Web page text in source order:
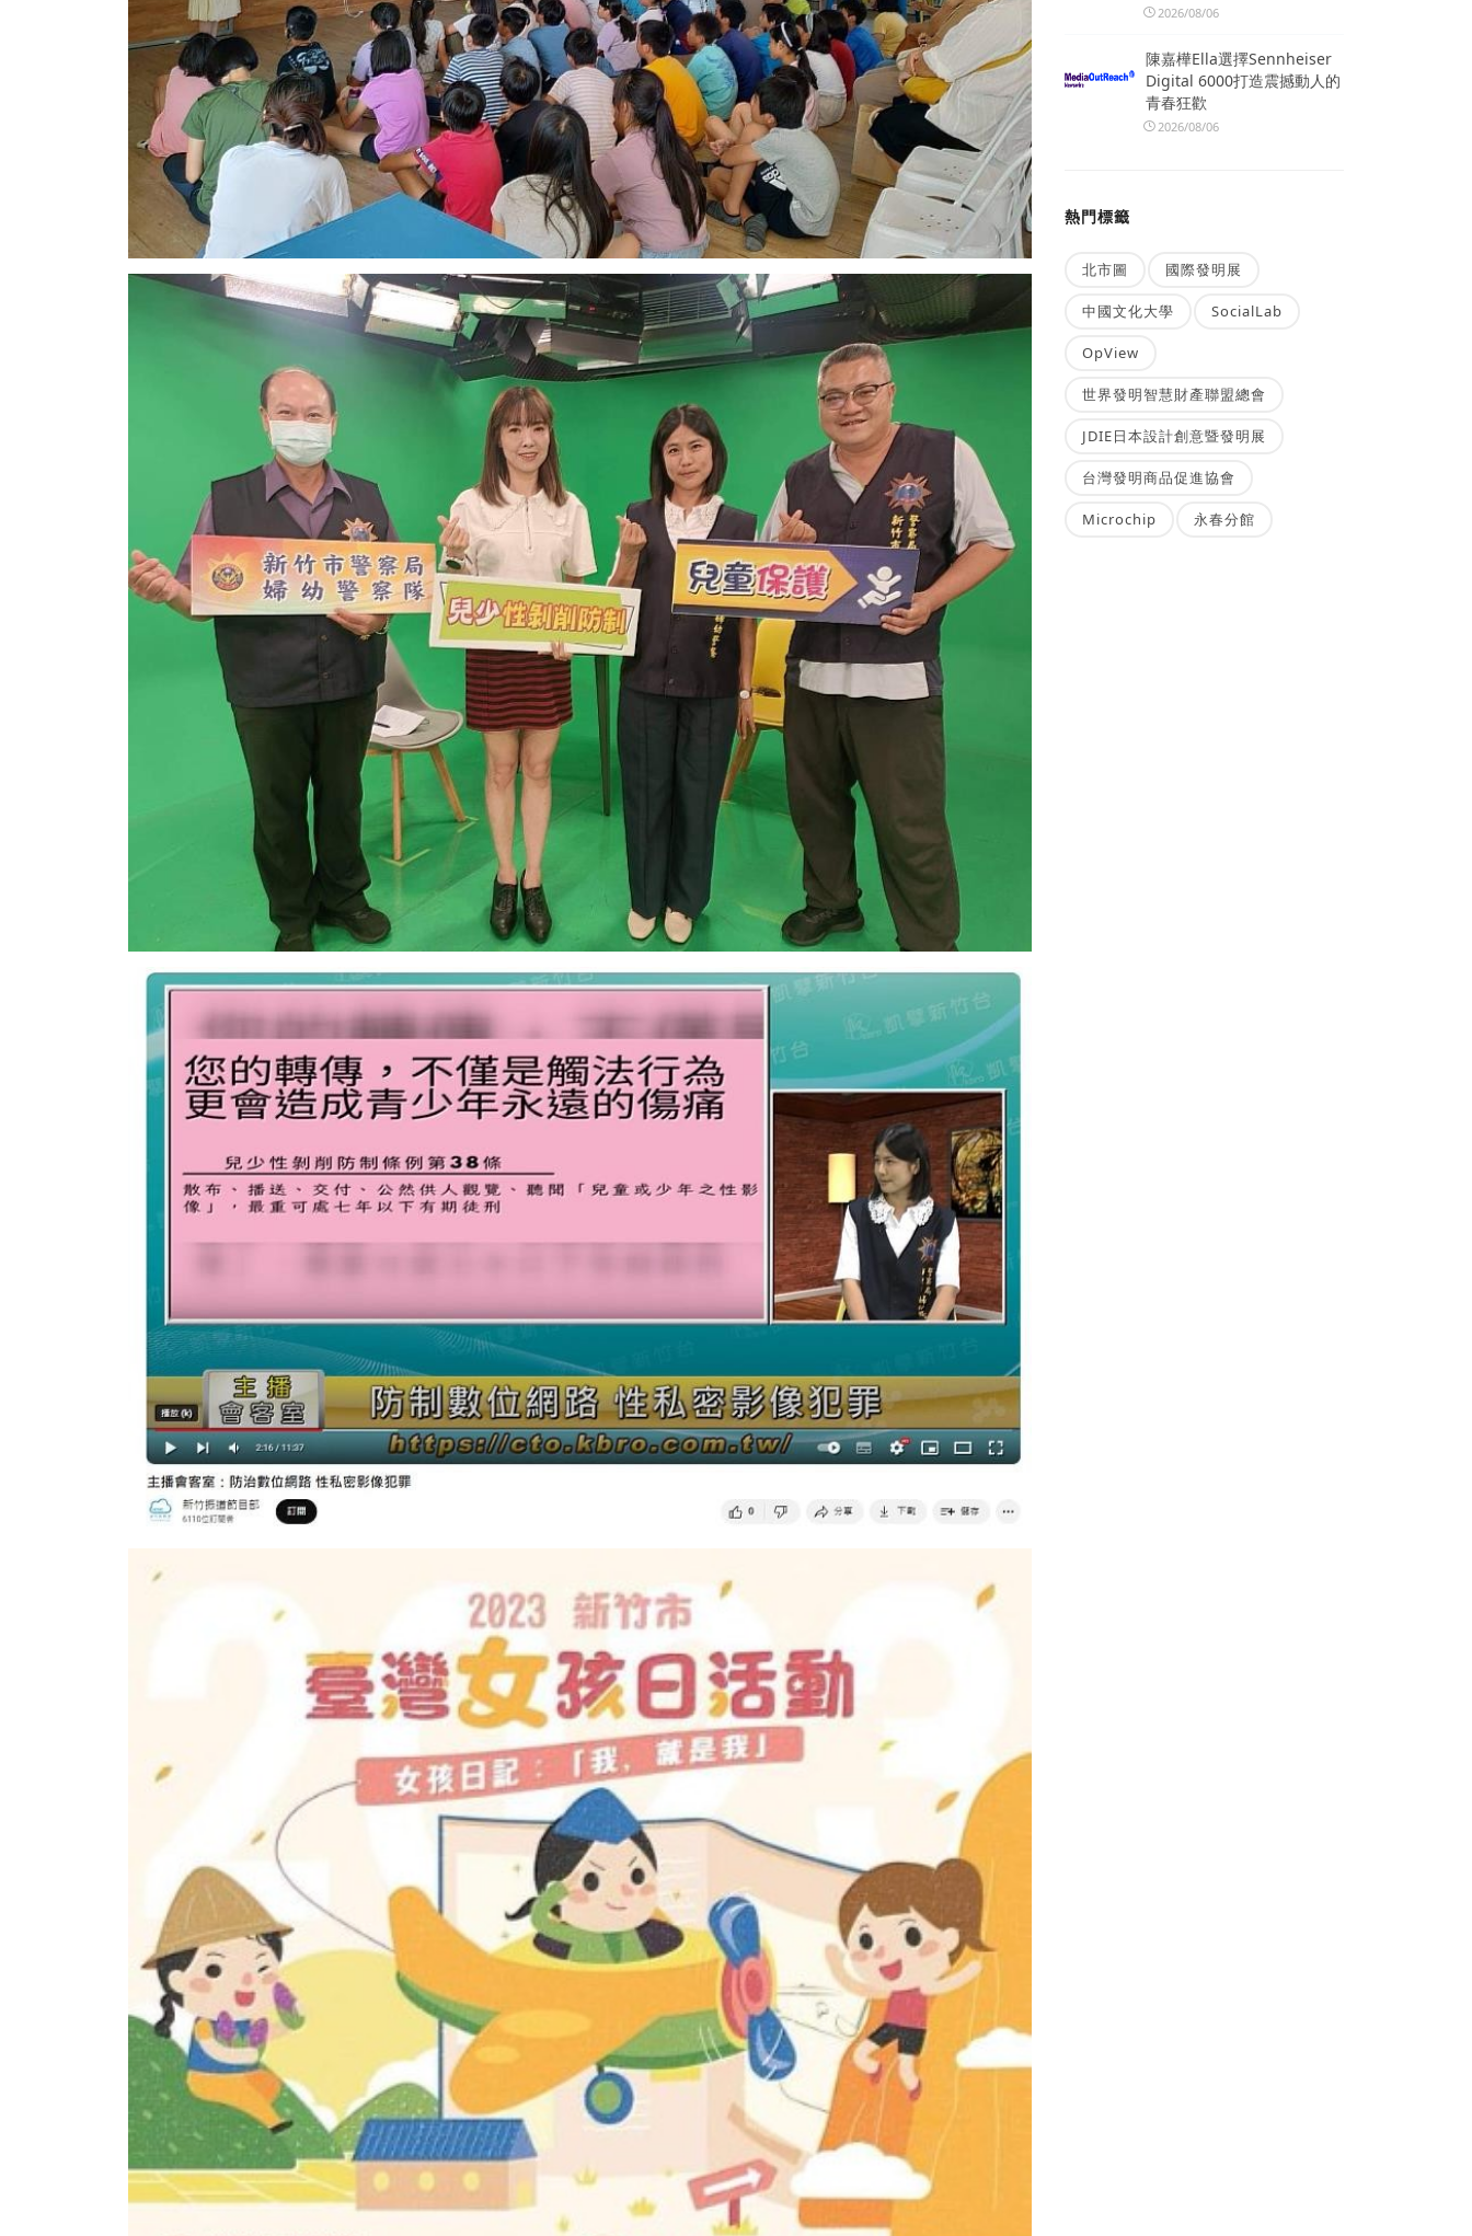
2026/08/06
陳嘉樺Ella選擇Sennheiser
Digital 6000打造震撼動人的
青春狂歡
2026/08/06
熱門標籤
北市圖 國際發明展
中國文化大學 SocialLab
OpView
世界發明智慧財產聯盟總會
JDIE日本設計創意暨發明展
台灣發明商品促進協會
Microchip 永春分館